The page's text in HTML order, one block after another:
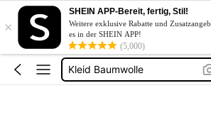
×
SHEIN APP-Bereit, fertig, Stil!
Weitere exklusive Rabatte und
es in der SHEIN APP!
(5,000)
Kleid Weiß Sommer
Kurze Kleider Sommer
Bikini
Kleid Baumwolle